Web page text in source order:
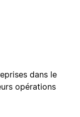
dans le
opérations